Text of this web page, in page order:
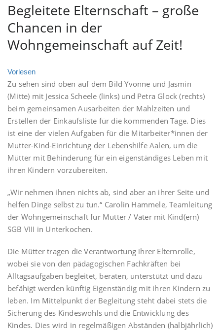
Begleitete Elternschaft – große
Chancen in der
Wohngemeinschaft auf Zeit!
Vorlesen
Zu sehen sind oben auf dem Bild Yvonne und Jasmin
(Mitte) mit Jessica Scheele (links) und Petra Glock (rechts)
beim gemeinsamen Ausarbeiten der Mahlzeiten und
Erstellen der Einkaufsliste für die kommenden Tage. Dies
ist eine der vielen Aufgaben für die Mitarbeiter*innen der
Mutter-Kind-Einrichtung der Lebenshilfe Aalen, um die
Mütter mit Behinderung für ein eigenständiges Leben mit
ihren Kindern vorzubereiten.
„Wir nehmen ihnen nichts ab, sind aber an ihrer Seite und
helfen Dinge selbst zu tun.“ Carolin Hammele, Teamleitung
der Wohngemeinschaft für Mütter / Väter mit Kind(ern)
SGB VIII in Unterkochen.
Die Mütter tragen die Verantwortung ihrer Elternrolle,
wobei sie von den pädagogischen Fachkräften bei
Alltagsaufgaben begleitet, beraten, unterstützt und dazu
befähigt werden künftig Eigenständig mit ihren Kindern zu
leben. Im Mittelpunkt der Begleitung steht dabei stets die
Sicherung des Kindeswohls und die Entwicklung des
Kindes. Dies wird in regelmäßigen Abständen (halbjährlich)